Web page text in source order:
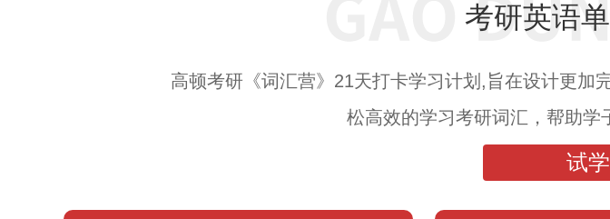
考研英语
高顿考研《词汇营》21天打卡学习计划,旨在设计更加
松高效的学习考研词汇，帮助学
试